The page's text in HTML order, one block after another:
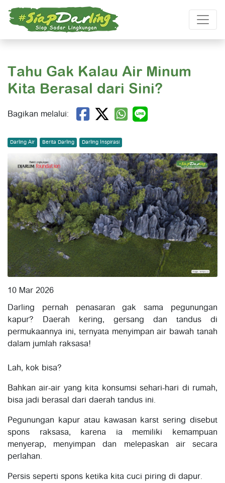
Tahu Gak Kalau Air Minum
Kita Berasal dari Sini?
Bagikan melalui:
Darling Air Berita Darling Darling Inspirasi
10 Mar 2026
Darling pernah penasaran gak sama pegunungan
kapur? Daerah kering, gersang dan tandus di
permukaannya ini, ternyata menyimpan air bawah tanah
dalam jumlah raksasa!
Lah, kok bisa?
Bahkan air-air yang kita konsumsi sehari-hari di rumah,
bisa jadi berasal dari daerah tandus ini.
Pegunungan kapur atau kawasan karst sering disebut
spons raksasa, karena ia memiliki kemampuan
menyerap, menyimpan dan melepaskan air secara
perlahan.
Persis seperti spons ketika kita cuci piring di dapur.